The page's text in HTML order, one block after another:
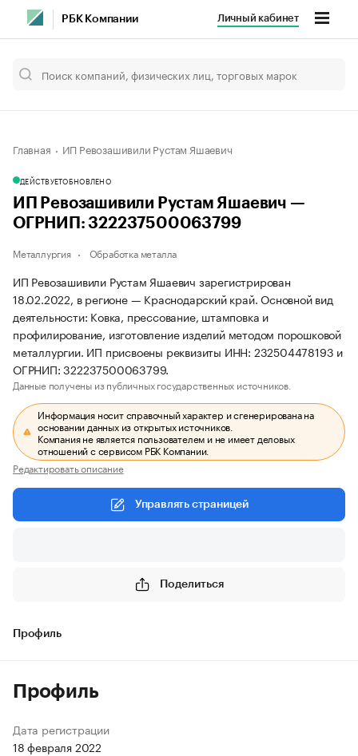
РБК Компании Личный кабинет
Главная ИП Ревозашивили Рустам Яшаевич
ДЕЙСТВУЕТОБНОВЛЕНО
ИП Ревозашивили Рустам Яшаевич —
ОГРНИП: 322237500063799
Металлургия Обработка металла
ИП Ревозашивили Рустам Яшаевич зарегистрирован
18.02.2022, в регионе — Краснодарский край. Основной вид
деятельности: Ковка, прессование, штамповка и
профилирование, изготовление изделий методом порошковой
металлургии. ИП присвоены реквизиты ИНН: 232504478193 и
ОГРНИП: 322237500063799.
Данные получены из публичных государственных источников.
Информация носит справочный характер и сгенерирована на
основании данных из открытых источников.
Компания не является пользователем и не имеет деловых
отношений с сервисом РБК Компании.
Редактировать описание
Управлять страницей
Поделиться
Профиль
Профиль
Дата регистрации
18 февраля 2022